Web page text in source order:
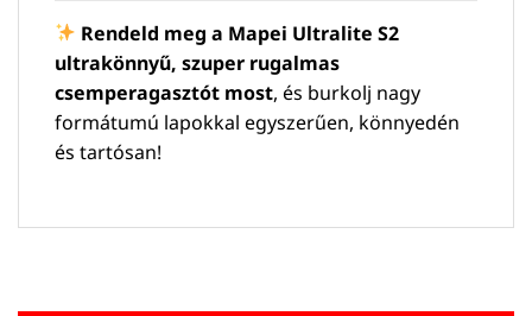
Rendeld meg a Mapei Ultralite S2
ultrakönnyű, szuper rugalmas
csemperagasztót most, és burkolj nagy
formátumú lapokkal egyszerűen, könnyedén
és tartósan!